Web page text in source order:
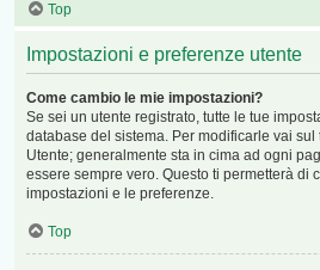
Top
Impostazioni e preferenze utente
Come cambio le mie impostazioni?
Se sei un utente registrato, tutte le tue
database del sistema. Per modificarle vai
Utente; generalmente sta in cima ad ogni
essere sempre vero. Questo ti permetterà di
impostazioni e le preferenze.
Top